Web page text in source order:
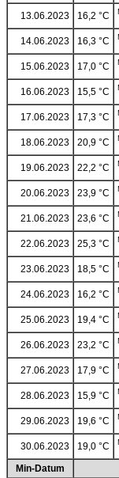
13.06.2023 16,2 °C
14.06.2023 16,3 °C
15.06.2023 17,0 °C
16.06.2023 15,5 °C
17.06.2023 17,3 °C
18.06.2023 20,9 °C
19.06.2023 22,2 °C
20.06.2023 23,9 °C
21.06.2023 23,6 °C
22.06.2023 25,3 °C
23.06.2023 18,5 °C
24.06.2023 16,2 °C
25.06.2023 19,4 °C
26.06.2023 23,2 °C
27.06.2023 17,9 °C
28.06.2023 15,9 °C
29.06.2023 19,6 °C
30.06.2023 19,0 °C
Min-Datum